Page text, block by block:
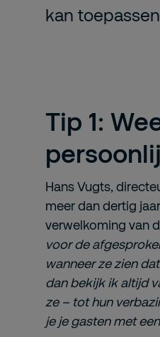
kan
Tip 1:
Hans Vugts,
meer dan dertig
verwelkoming van
voor de
wanneer ze zien
dan bekijk ik altijd
ze – tot hun
je je gasten met